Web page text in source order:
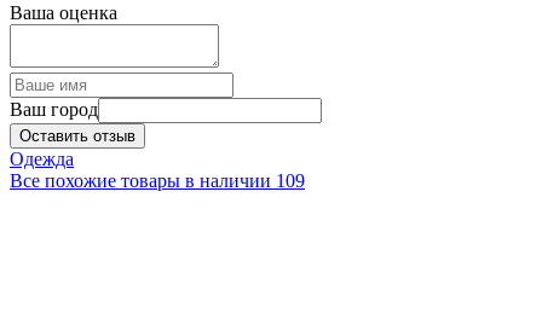
Ваша оценка
Ваш город
Оставить отзыв
Одежда
Все похожие товары в наличии 109